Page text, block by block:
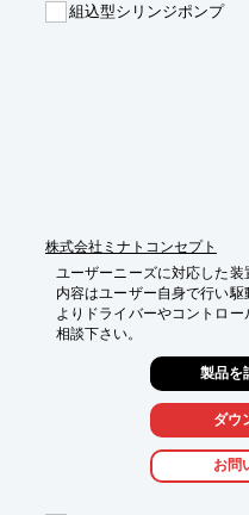
組込型シリンジポンプ
株式会社ミナトコンセプト
ユーザーニーズに対応した
内容はユーザー自身で行い
よりドライバーやコントロ
相談下さい。
製品を
ダウ
お問